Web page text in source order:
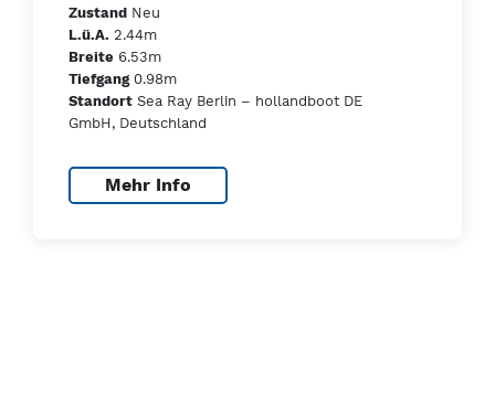
Zustand Neu
L.ü.A. 2.44m
Breite 6.53m
Tiefgang0.98m
Standort Sea Ray Berlin – hollandboot DE
GmbH, Deutschland
Mehr Info